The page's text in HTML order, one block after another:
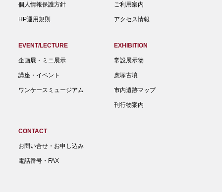
個人情報保護方針
HP運用規則
ご利用案内
アクセス情報
EVENT/LECTURE
企画展・ミニ展示
講座・イベント
ワンケースミュージアム
EXHIBITION
常設展示物
虎塚古墳
市内遺跡マップ
刊行物案内
CONTACT
お問い合せ・お申し込み
電話番号・FAX